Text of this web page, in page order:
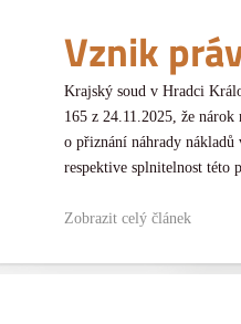
Vznik
Krajský soud v Hradci
165 z 24.11.2025, že
o přiznání náhrady nákladů
respektive splnitelnost této
Zobrazit celý článek